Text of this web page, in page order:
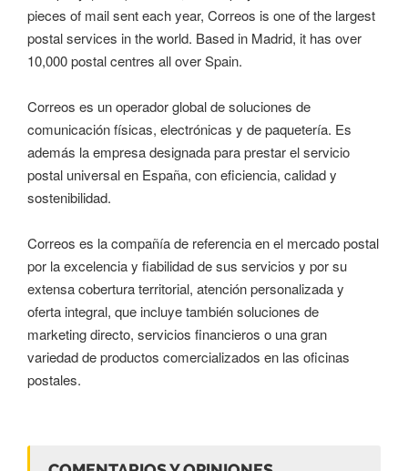
pieces of mail sent each year, Correos is one of the largest
postal services in the world. Based in Madrid, it has over
10,000 postal centres all over Spain.
Correos es un operador global de soluciones de
comunicación físicas, electrónicas y de paquetería. Es
además la empresa designada para prestar el servicio
postal universal en España, con eficiencia, calidad y
sostenibilidad.
Correos es la compañía de referencia en el mercado postal
por la excelencia y fiabilidad de sus servicios y por su
extensa cobertura territorial, atención personalizada y
oferta integral, que incluye también soluciones de
marketing directo, servicios financieros o una gran
variedad de productos comercializados en las oficinas
postales.